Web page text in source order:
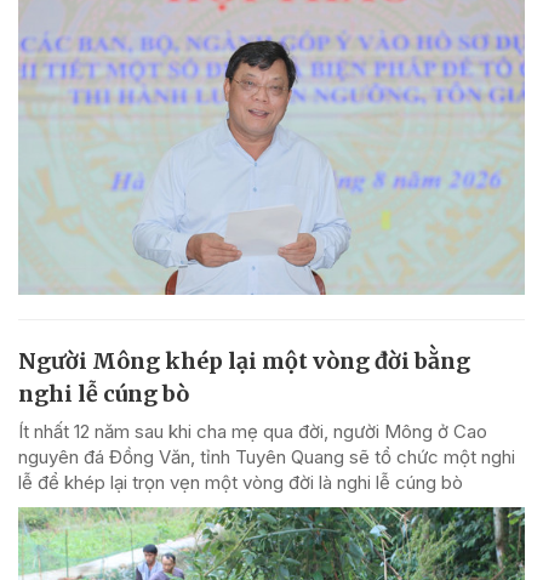
Người Mông khép lại một vòng đời bằng
nghi lễ cúng bò
Ít nhất 12 năm sau khi cha mẹ qua đời, người Mông ở Cao
nguyên đá Đồng Văn, tỉnh Tuyên Quang sẽ tổ chức một nghi
lễ để khép lại trọn vẹn một vòng đời là nghi lễ cúng bò